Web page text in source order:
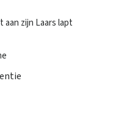
aan zijn Laars lapt